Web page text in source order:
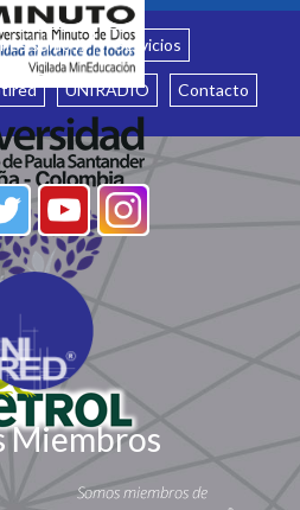
somos? Servicios
UNIRADIO Contacto
Miembros